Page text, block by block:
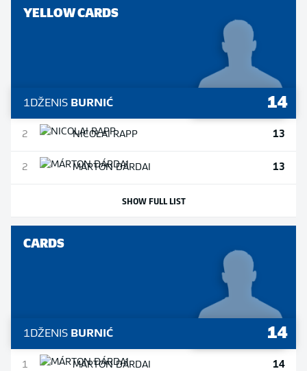
YELLOW CARDS
1DŽENIS BURNIĆ 14
2 NICOLAI RAPP 13
2 MÁRTONDÁRDAI 13
SHOW FULL LIST
CARDS
1DŽENIS BURNIĆ 14
1 MÁRTONDÁRDAI 14